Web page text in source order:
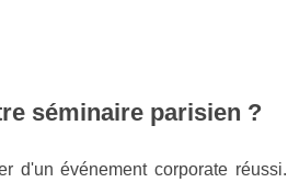
séminaire parisien ?
d'un événement corporate réussi.